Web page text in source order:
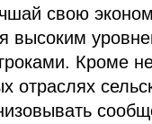
свою
высоким
Кроме
отраслях